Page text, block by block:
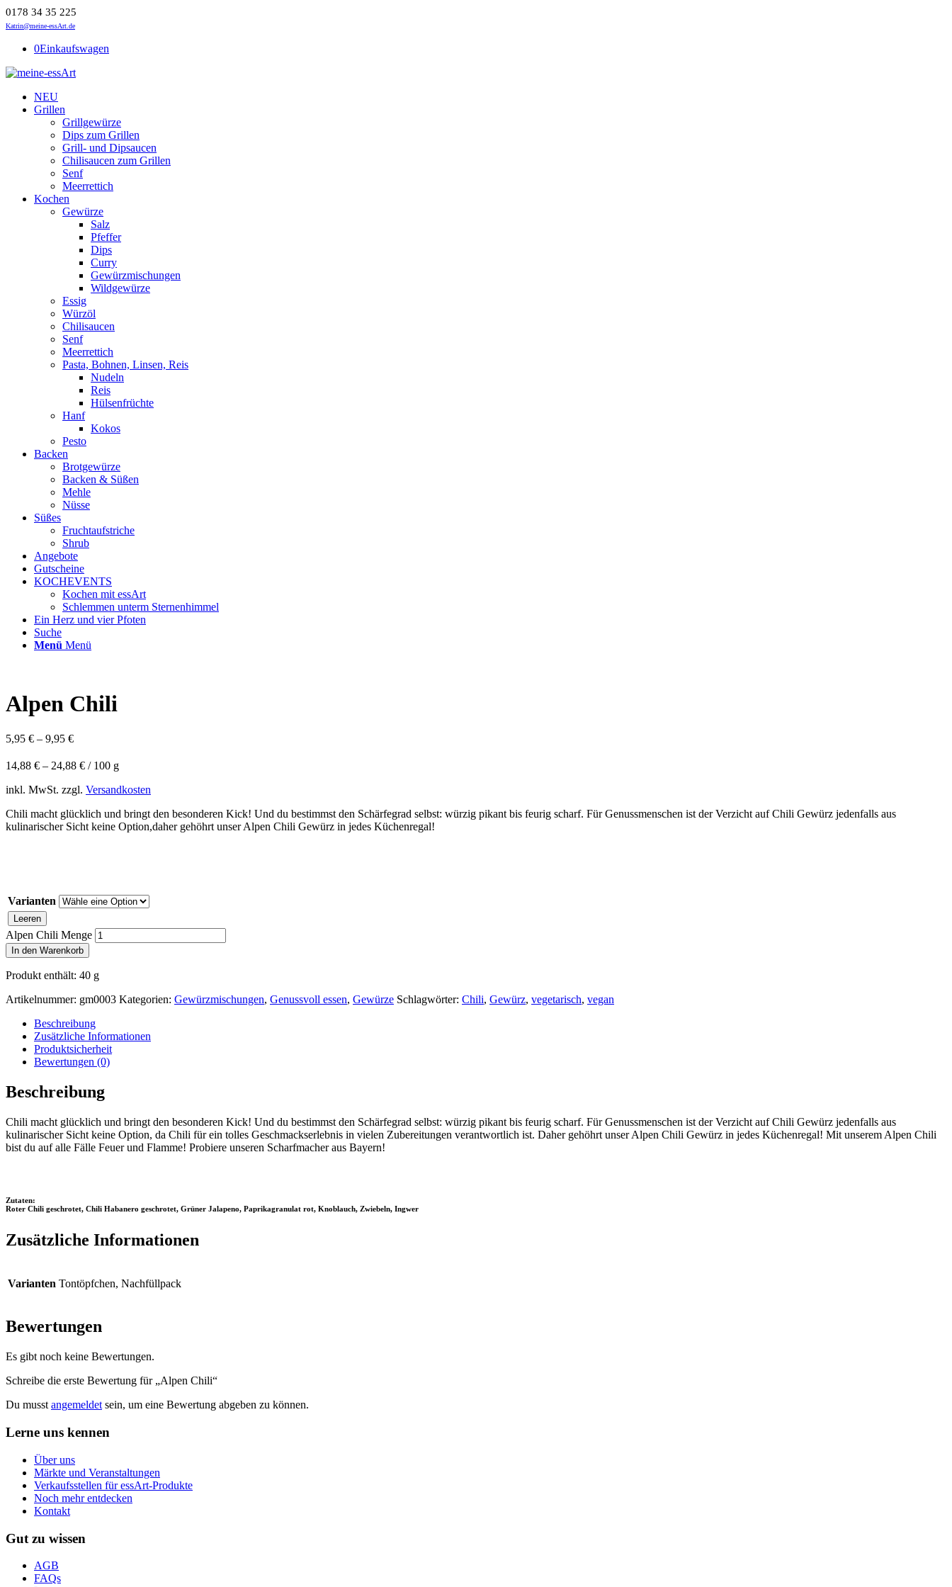
0178 34 35 225
Katrin@meine-essArt.de
0Einkaufswagen
NEU
Grillen
Grillgewürze
Dips zum Grillen
Grill- und Dipsaucen
Chilisaucen zum Grillen
Senf
Meerrettich
Kochen
Gewürze
Salz
Pfeffer
Dips
Curry
Gewürzmischungen
Wildgewürze
Essig
Würzöl
Chilisaucen
Senf
Meerrettich
Pasta, Bohnen, Linsen, Reis
Nudeln
Reis
Hülsenfrüchte
Hanf
Kokos
Pesto
Backen
Brotgewürze
Backen & Süßen
Mehle
Nüsse
Süßes
Fruchtaufstriche
Shrub
Angebote
Gutscheine
KOCHEVENTS
Kochen mit essArt
Schlemmen unterm Sternenhimmel
Ein Herz und vier Pfoten
Suche
Menü Menü
Alpen Chili
5,95 € – 9,95 €
14,88 € – 24,88 € / 100 g
inkl. MwSt. zzgl. Versandkosten
Chili macht glücklich und bringt den besonderen Kick! Und du bestimmst den Schärfegrad selbst: würzig pikant bis feurig scharf. Für Genussmenschen ist der Verzicht auf Chili Gewürz jedenfalls aus
kulinarischer Sicht keine Option,daher gehöhrt unser Alpen Chili Gewürz in jedes Küchenregal!
Varianten
Leeren
Alpen Chili Menge
In den Warenkorb
Produkt enthält: 40 g
Artikelnummer: gm0003 Kategorien: Gewürzmischungen, Genussvoll essen, Gewürze Schlagwörter: Chili, Gewürz, vegetarisch, vegan
Beschreibung
Zusätzliche Informationen
Produktsicherheit
Bewertungen (0)
Beschreibung
Chili macht glücklich und bringt den besonderen Kick! Und du bestimmst den Schärfegrad selbst: würzig pikant bis feurig scharf. Für Genussmenschen ist der Verzicht auf Chili Gewürz jedenfalls aus
kulinarischer Sicht keine Option, da Chili für ein tolles Geschmackserlebnis in vielen Zubereitungen verantwortlich ist. Daher gehöhrt unser Alpen Chili Gewürz in jedes Küchenregal! Mit unserem Alpen Chili
bist du auf alle Fälle Feuer und Flamme! Probiere unseren Scharfmacher aus Bayern!
Zutaten:
Roter Chili geschrotet, Chili Habanero geschrotet, Grüner Jalapeno, Paprikagranulat rot, Knoblauch, Zwiebeln, Ingwer
Zusätzliche Informationen
Varianten Tontöpfchen, Nachfüllpack
Bewertungen
Es gibt noch keine Bewertungen.
Schreibe die erste Bewertung für „Alpen Chili“
Du musst angemeldet sein, um eine Bewertung abgeben zu können.
Lerne uns kennen
Über uns
Märkte und Veranstaltungen
Verkaufsstellen für essArt-Produkte
Noch mehr entdecken
Kontakt
Gut zu wissen
AGB
FAQs